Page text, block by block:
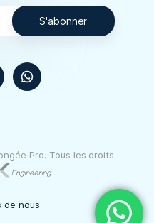
WhatsApp
Pro. Tous les droits
de nous